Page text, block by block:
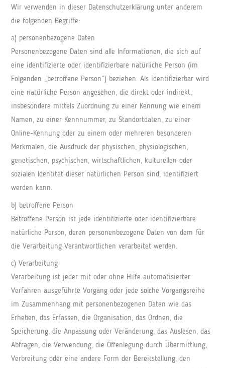
Wir verwenden in dieser Datenschutzerklärung unter anderem
die folgenden Begriffe:
a) personenbezogene Daten
Personenbezogene Daten sind alle Informationen, die sich auf
eine identifizierte oder identifizierbare natürliche Person (im
Folgenden „betroffene Person“) beziehen. Als identifizierbar wird
eine natürliche Person angesehen, die direkt oder indirekt,
insbesondere mittels Zuordnung zu einer Kennung wie einem
Namen, zu einer Kennnummer, zu Standortdaten, zu einer
Online-Kennung oder zu einem oder mehreren besonderen
Merkmalen, die Ausdruck der physischen, physiologischen,
genetischen, psychischen, wirtschaftlichen, kulturellen oder
sozialen Identität dieser natürlichen Person sind, identifiziert
werden kann.
b) betroffene Person
Betroffene Person ist jede identifizierte oder identifizierbare
natürliche Person, deren personenbezogene Daten von dem für
die Verarbeitung Verantwortlichen verarbeitet werden.
c) Verarbeitung
Verarbeitung ist jeder mit oder ohne Hilfe automatisierter
Verfahren ausgeführte Vorgang oder jede solche Vorgangsreihe
im Zusammenhang mit personenbezogenen Daten wie das
Erheben, das Erfassen, die Organisation, das Ordnen, die
Speicherung, die Anpassung oder Veränderung, das Auslesen, das
Abfragen, die Verwendung, die Offenlegung durch Übermittlung,
Verbreitung oder eine andere Form der Bereitstellung, den